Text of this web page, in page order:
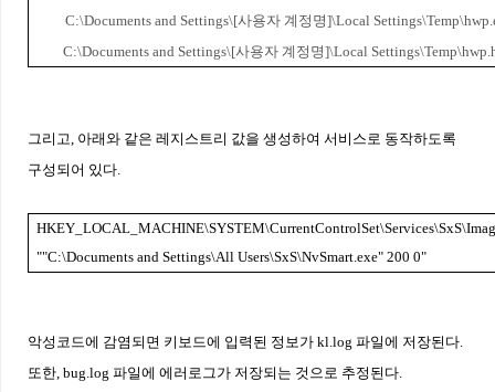
C:\Documents and Settings\[사용자 계정명]\Local
C:\Documents and Settings\[사용자 계정명]\Local
그리고, 아래와 같은 레지스트리 값을 생성하여 서비스로 동작하도록
구성되어 있다.
""C:\Documents and Settings\All Users\SxS\NvSmart.exe" 200 0"
악성코드에 감염되면 키보드에 입력된 정보가 kl.log 파일에 저장된다.
또한, bug.log 파일에 에러로그가 저장되는 것으로 추정된다.